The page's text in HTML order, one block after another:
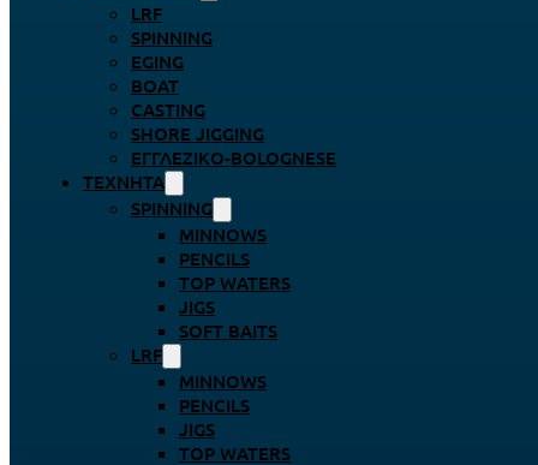
LRF
SPINNING
EGING
BOAT
CASTING
SHORE JIGGING
ΕΓΓΛΈΖΙΚΟ-BOLOGNESE
ΤΕΧΝΗΤΆ
SPINNING
MINNOWS
PENCILS
TOP WATERS
JIGS
SOFT BAITS
LRF
MINNOWS
PENCILS
JIGS
TOP WATERS